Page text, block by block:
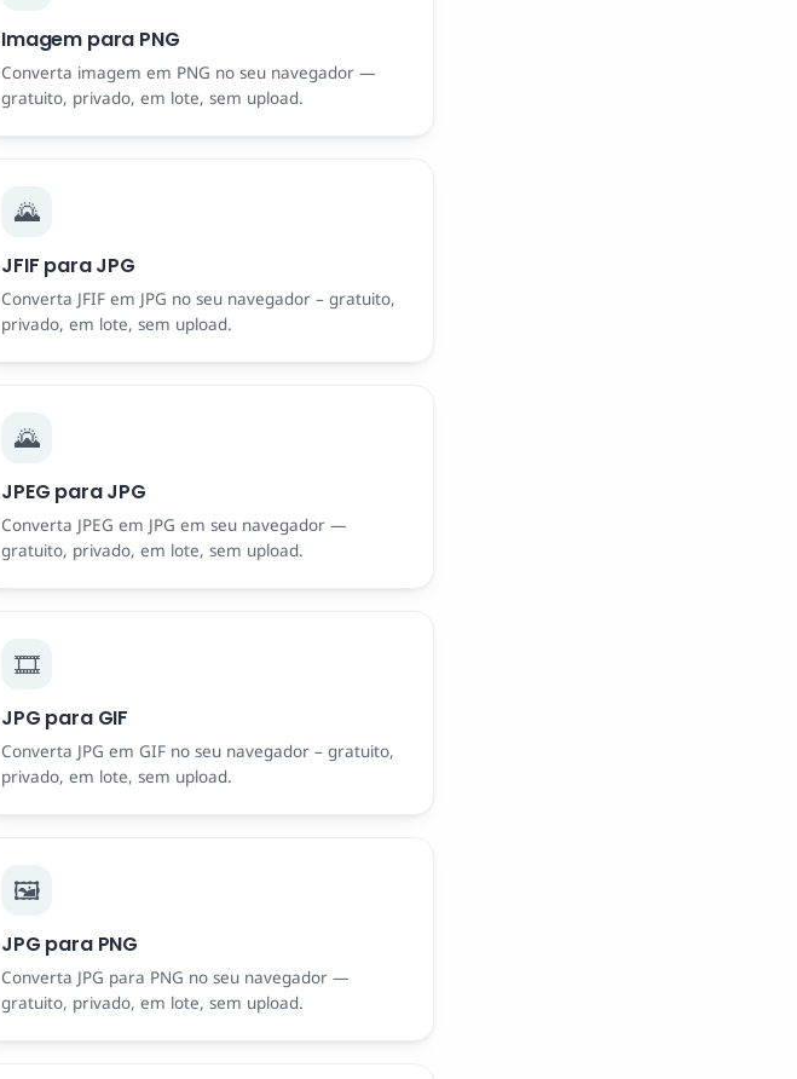
Imagem para PNG
Converta imagem em PNG no seu navegador —
gratuito, privado, em lote, sem upload.
🌄
JFIF para JPG
Converta JFIF em JPG no seu navegador – gratuito,
privado, em lote, sem upload.
🌄
JPEG para JPG
Converta JPEG em JPG em seu navegador —
gratuito, privado, em lote, sem upload.
🎞️
JPG para GIF
Converta JPG em GIF no seu navegador – gratuito,
privado, em lote, sem upload.
🖼️
JPG para PNG
Converta JPG para PNG no seu navegador —
gratuito, privado, em lote, sem upload.